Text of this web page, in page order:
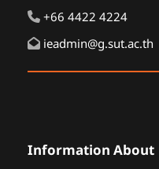
+66 4422 4224
ieadmin@g.sut.ac.th
Information About